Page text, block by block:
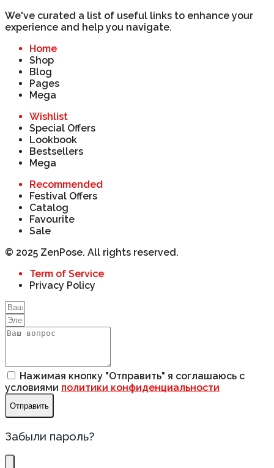
We've curated a list of useful links to enhance your
experience and help you navigate.
Home
Shop
Blog
Pages
Mega
Wishlist
Special Offers
Lookbook
Bestsellers
Mega
Recommended
Festival Offers
Catalog
Favourite
Sale
© 2025 ZenPose. All rights reserved.
Term of Service
Privacy Policy
Нажимая кнопку "Отправить" я соглашаюсь с
условиями политики конфиденциальности
Отправить
Забыли пароль?